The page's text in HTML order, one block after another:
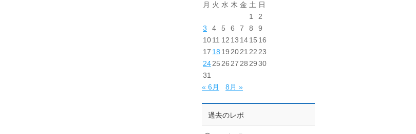
月 火 水 木 金 土 日
1
2
3
4 5 6 7 8
9
1011 12 13 1415 16
17 18 19 2021 22 23
2425 26 27 28 2930
31
« 6月
8月 »
過去のレポ